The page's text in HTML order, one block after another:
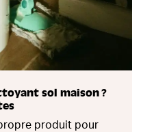
sol maison ?
produit pour